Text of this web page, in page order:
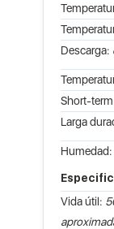
Descarga:
Short-
Larga
Humedad:
Vida útil: